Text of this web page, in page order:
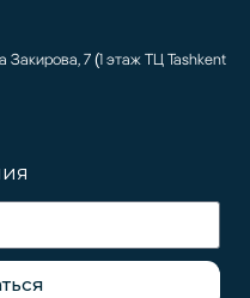
Закирова, 7 (1 этаж ТЦ Tashkent